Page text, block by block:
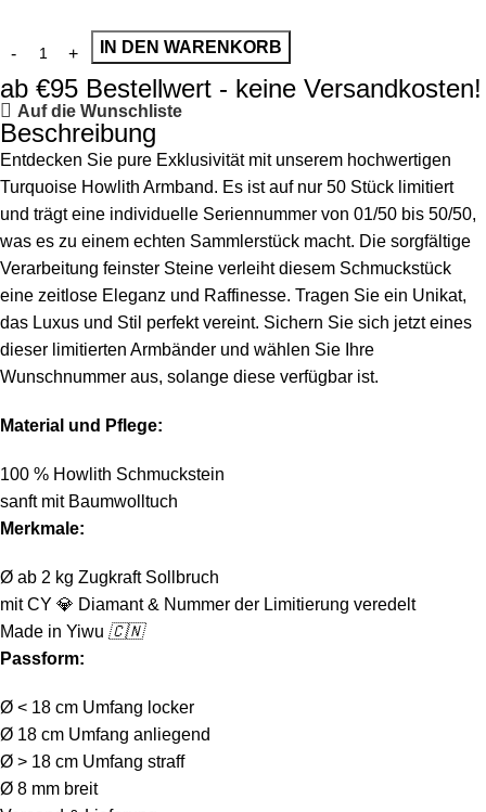
IN DEN WARENKORB
ab €95 Bestellwert - keine Versandkosten!
Auf die Wunschliste
Beschreibung
Entdecken Sie pure Exklusivität mit unserem hochwertigen
Turquoise Howlith Armband. Es ist auf nur 50 Stück limitiert
und trägt eine individuelle Seriennummer von 01/50 bis 50/50,
was es zu einem echten Sammlerstück macht. Die sorgfältige
Verarbeitung feinster Steine verleiht diesem Schmuckstück
eine zeitlose Eleganz und Raffinesse. Tragen Sie ein Unikat,
das Luxus und Stil perfekt vereint. Sichern Sie sich jetzt eines
dieser limitierten Armbänder und wählen Sie Ihre
Wunschnummer aus, solange diese verfügbar ist.
Material und Pflege:
100 % Howlith Schmuckstein
sanft mit Baumwolltuch
Merkmale:
Ø ab 2 kg Zugkraft Sollbruch
mit CY 💎 Diamant & Nummer der Limitierung veredelt
Made in Yiwu 🇨🇳
Passform:
Ø < 18 cm Umfang locker
Ø 18 cm Umfang anliegend
Ø > 18 cm Umfang straff
Ø 8 mm breit